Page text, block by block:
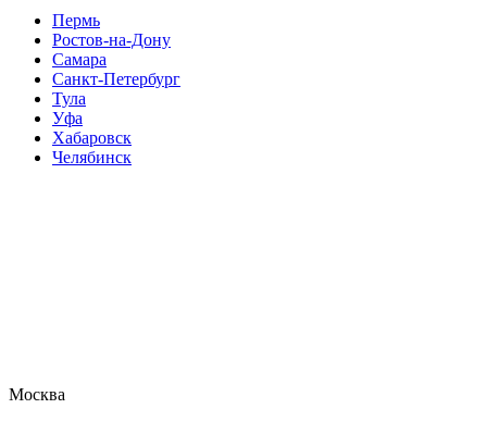
Пермь
Ростов-на-Дону
Самара
Санкт-Петербург
Тула
Уфа
Хабаровск
Челябинск
Москва